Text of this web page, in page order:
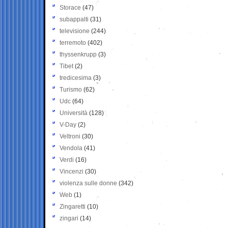
Storace (47)
subappalti (31)
televisione(244)
terremoto (402)
thyssenkrupp (3)
Tibet(2)
tredicesima (3)
Turismo (62)
Udc (64)
Università (128)
V-Day (2)
Veltroni (30)
Vendola (41)
Verdi (16)
Vincenzi (30)
violenza sulle donne (342)
Web (1)
Zingaretti (10)
zingari (14)